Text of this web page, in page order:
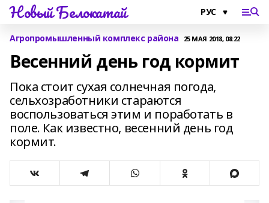
Новый Белокатай
Агропромышленный комплекс района 25 МАЯ 2018, 08:22
Весенний день год кормит
Пока стоит сухая солнечная погода,
сельхозработники стараются
воспользоваться этим и поработать в
поле. Как известно, весенний день год
кормит.